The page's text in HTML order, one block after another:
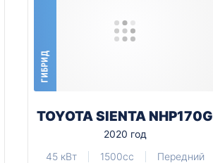
ГИБРИД
TOYOTA SIENTA NHP170G
2020 год
45 кВт
1500cc Передний